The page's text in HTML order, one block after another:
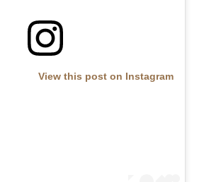
View this post on Instagram